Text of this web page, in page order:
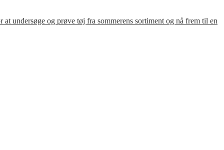
undersøge og prøve tøj fra sommerens sortiment og nå frem til en